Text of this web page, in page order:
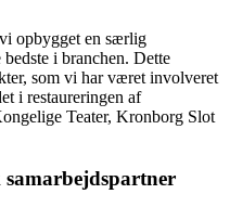
opbygget en særlig
i branchen. Dette
som vi har været involveret
i restaureringen af
Teater, Kronborg Slot